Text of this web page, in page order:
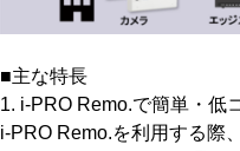
■主な特長
1. i-PRO Remo.で簡単・低
i-PRO Remo.を利用する際